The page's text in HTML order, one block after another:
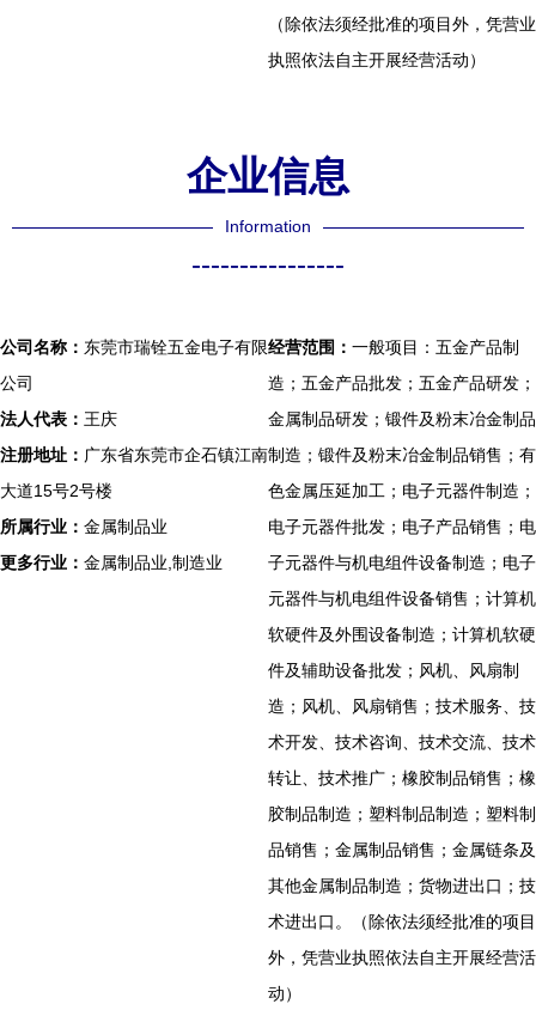
（除依法须经批准的项目外，凭营业
执照依法自主开展经营活动）
企业信息
Information
----------------
公司名称： 东莞市瑞铨五金电子有限
公司
法人代表： 王庆
注册地址： 广东省东莞市企石镇江南
大道15号2号楼
所属行业： 金属制品业
更多行业： 金属制品业,制造业
经营范围： 一般项目：五金产品制
造；五金产品批发；五金产品研发；
金属制品研发；锻件及粉末冶金制品
制造；锻件及粉末冶金制品销售；有
色金属压延加工；电子元器件制造；
电子元器件批发；电子产品销售；电
子元器件与机电组件设备制造；电子
元器件与机电组件设备销售；计算机
软硬件及外围设备制造；计算机软硬
件及辅助设备批发；风机、风扇制
造；风机、风扇销售；技术服务、技
术开发、技术咨询、技术交流、技术
转让、技术推广；橡胶制品销售；橡
胶制品制造；塑料制品制造；塑料制
品销售；金属制品销售；金属链条及
其他金属制品制造；货物进出口；技
术进出口。（除依法须经批准的项目
外，凭营业执照依法自主开展经营活
动）